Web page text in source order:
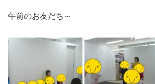
午前のお友だち～